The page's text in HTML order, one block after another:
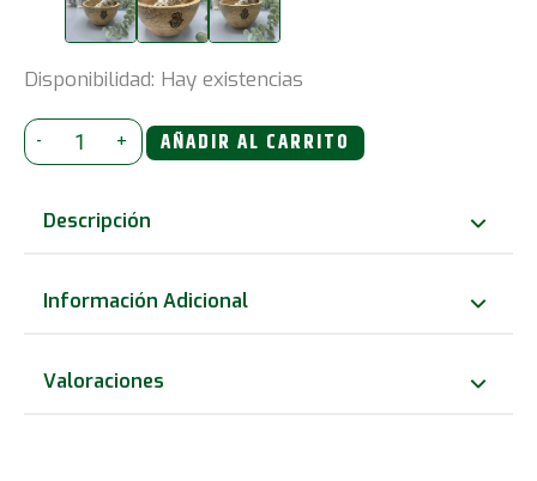
Disponibilidad: Hay existencias
-
Cuenco
de
Madera
Ofrendas
+ AÑADIR AL CARRITO
Descripción
Información Adicional
Valoraciones